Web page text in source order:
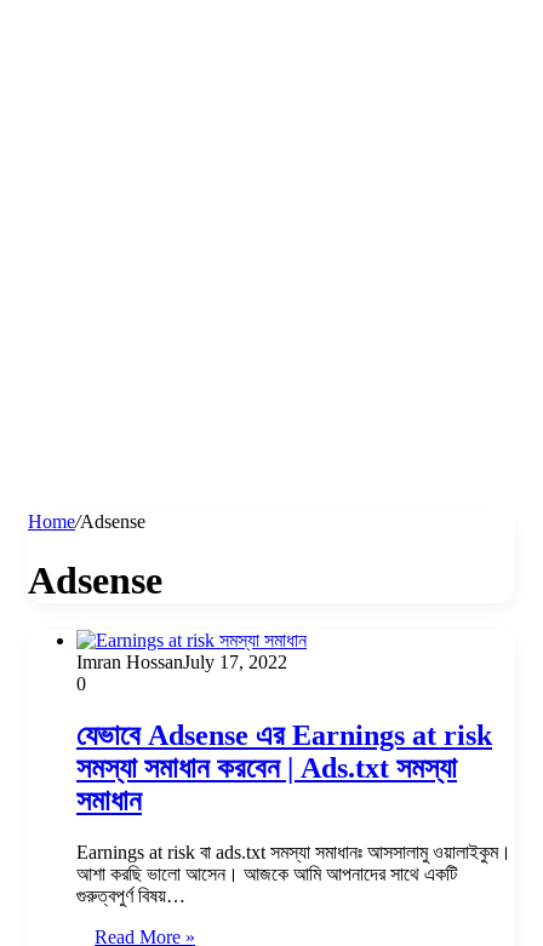
Home/Adsense
Adsense
Imran HossanJuly 17, 2022
0
যেভাবে Adsense এর Earnings at risk
সমস্যা সমাধান করবেন | Ads.txt সমস্যা
সমাধান
Earnings at risk বা ads.txt সমস্যা সমাধানঃ আসসালামু ওয়ালাইকুম।
আশা করছি ভালো আসেন। আজকে আমি আপনাদের সাথে একটি
গুরুত্বপুর্ণ বিষয়…
Read More »